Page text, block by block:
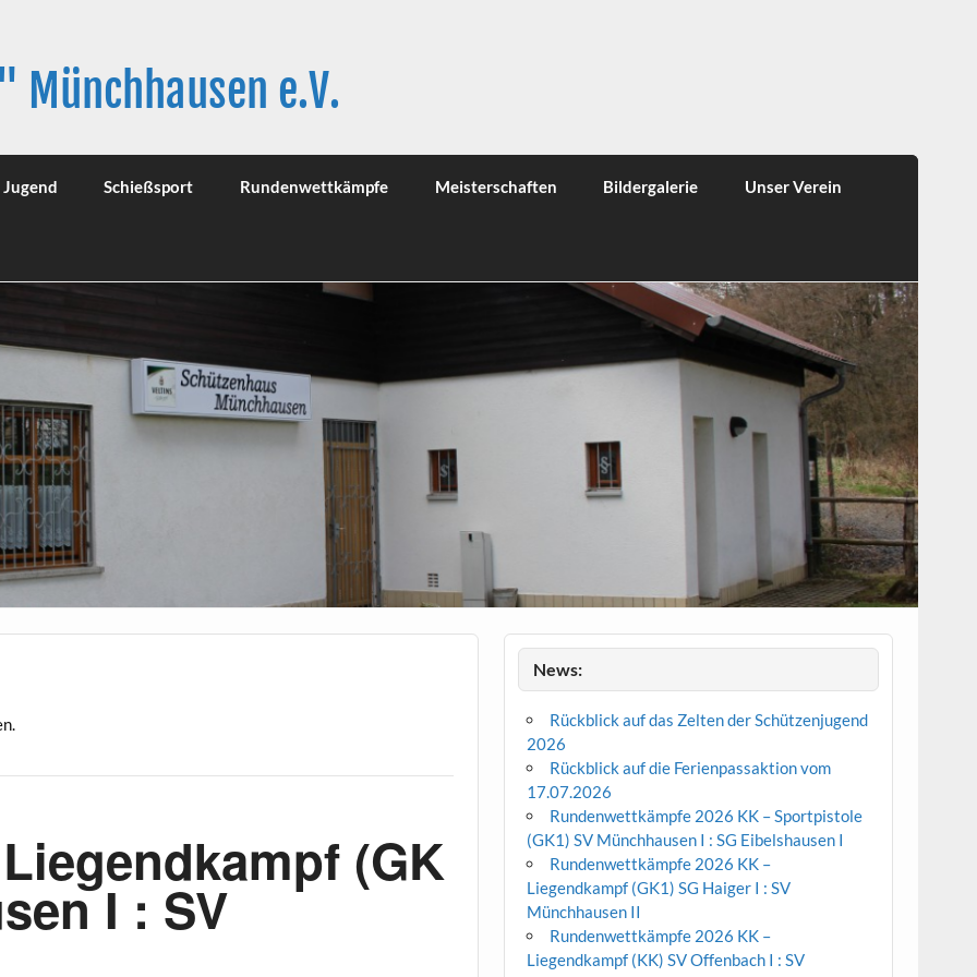
Münchhausen e.V.
Jugend Schießsport Rundenwettkämpfe Meisterschaften Bildergalerie Unser Verein
(GK
I : SV
News:
Rückblick auf das Zelten der Schützenjugend
2026
Rückblick auf die Ferienpassaktion vom
17.07.2026
Rundenwettkämpfe 2026 KK – Sportpistole
(GK1) SV Münchhausen I : SG Eibelshausen I
Rundenwettkämpfe 2026 KK –
Liegendkampf (GK1) SG Haiger I : SV
Münchhausen II
Rundenwettkämpfe 2026 KK –
Liegendkampf (KK) SV Offenbach I : SV